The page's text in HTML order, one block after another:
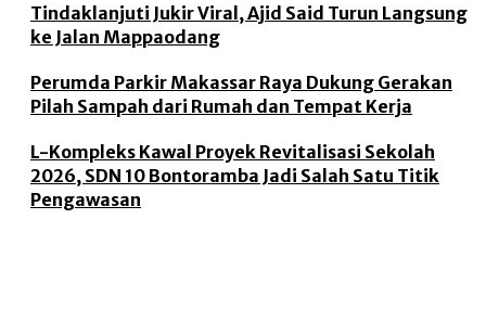
Tindaklanjuti Jukir Viral, Ajid Said Turun Langsung
ke Jalan Mappaodang
Perumda Parkir Makassar Raya Dukung Gerakan
Pilah Sampah dari Rumah dan Tempat Kerja
L-Kompleks Kawal Proyek Revitalisasi Sekolah
2026, SDN 10 Bontoramba Jadi Salah Satu Titik
Pengawasan